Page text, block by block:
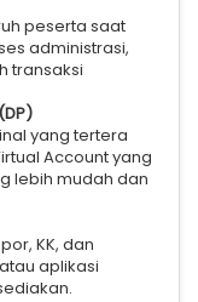
peserta saat
administrasi,
transaksi
yang tertera
Account yang
lebih mudah dan
KK, dan
aplikasi